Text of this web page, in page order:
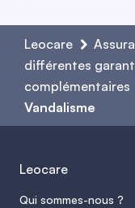
Leocare
différentes
complémentaires
Vandalisme
Leocare
Qui sommes-nous ?